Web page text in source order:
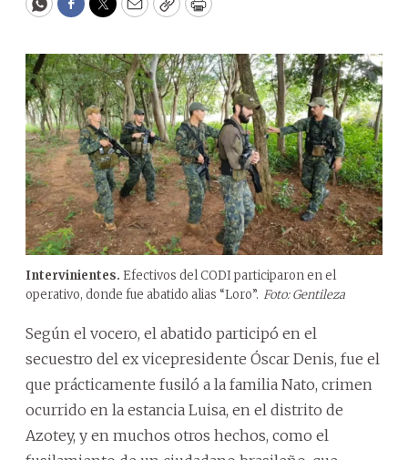
WhatsApp
Facebook
Twitter
EmailCopyPrint
Intervinientes. Efectivos del CODI participaron en el
operativo, donde fue abatido alias “Loro”. Foto: Gentileza
Según el vocero, el abatido participó en el
secuestro del ex vicepresidente Óscar Denis, fue el
que prácticamente fusiló a la familia Nato, crimen
ocurrido en la estancia Luisa, en el distrito de
Azotey, y en muchos otros hechos, como el